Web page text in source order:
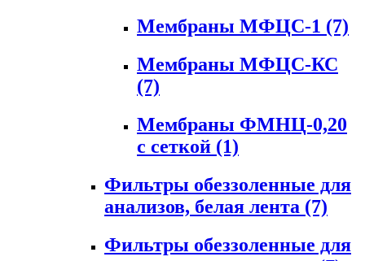
Мембраны МФЦС-1 (7)
Мембраны МФЦС-КС
(7)
Мембраны ФМНЦ-0,20
с сеткой (1)
Фильтры обеззоленные для
анализов, белая лента (7)
Фильтры обеззоленные для